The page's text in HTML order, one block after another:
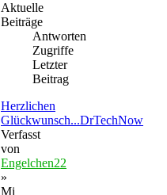
Aktuelle
Beiträge
Antworten
Zugriffe
Letzter
Beitrag
Herzlichen
Glückwunsch...DrTechNow
Verfasst
von
Engelchen22
»
Mi